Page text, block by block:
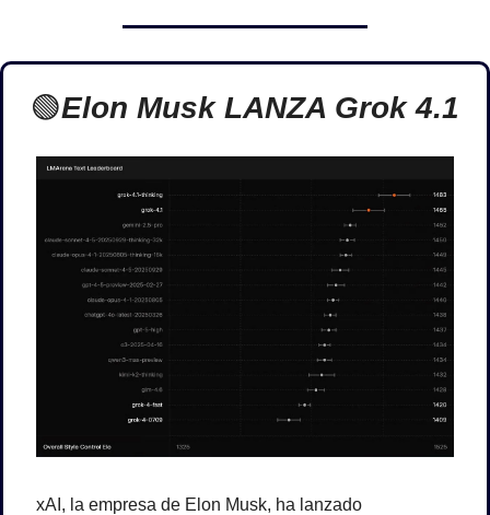
🟢Elon Musk LANZA Grok 4.1
xAI, la empresa de Elon Musk, ha lanzado